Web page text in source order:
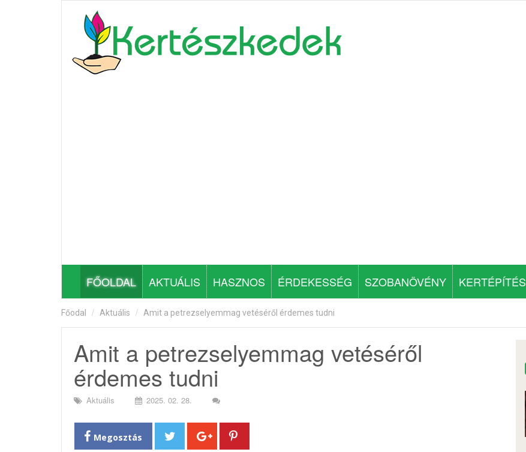
FŐOLDAL AKTUÁLIS HASZNOS ÉRDEKESSÉG SZOBANÖVÉNY KERTÉPÍTÉS
Főodal Aktuális Amit a petrezselyemmag vetéséről érdemes tudni
Amit a petrezselyemmag vetéséről
érdemes tudni
Aktuális 2025. 02. 28.
Megosztás